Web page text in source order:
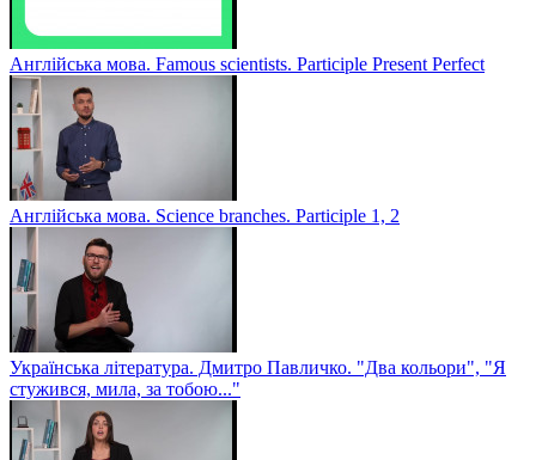
Англійська мова. Famous scientists. Participle Present Perfect
Англійська мова. Sсience branches. Participle 1, 2
Українська література. Дмитро Павличко. "Два кольори", "Я
стужився, мила, за тобою..."